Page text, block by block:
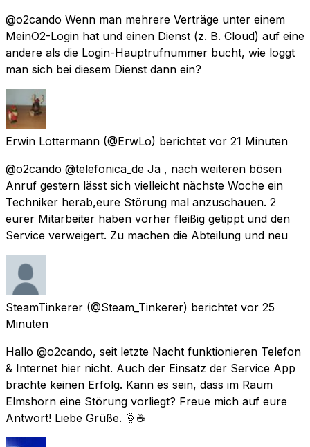
@o2cando Wenn man mehrere Verträge unter einem
MeinO2-Login hat und einen Dienst (z. B. Cloud) auf eine
andere als die Login-Hauptrufnummer bucht, wie loggt
man sich bei diesem Dienst dann ein?
Erwin Lottermann (@ErwLo) berichtet vor 21 Minuten
@o2cando @telefonica_de Ja , nach weiteren bösen
Anruf gestern lässt sich vielleicht nächste Woche ein
Techniker herab,eure Störung mal anzuschauen. 2
eurer Mitarbeiter haben vorher fleißig getippt und den
Service verweigert. Zu machen die Abteilung und neu
SteamTinkerer (@Steam_Tinkerer) berichtet vor 25
Minuten
Hallo @o2cando, seit letzte Nacht funktionieren Telefon
& Internet hier nicht. Auch der Einsatz der Service App
brachte keinen Erfolg. Kann es sein, dass im Raum
Elmshorn eine Störung vorliegt? Freue mich auf eure
Antwort! Liebe Grüße. 🌞☕